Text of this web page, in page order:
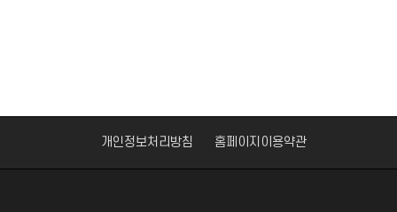
개인정보처리방침 홈페이지이용약관